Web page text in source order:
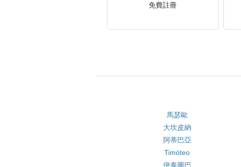
免費註冊
馬瑟歐
大坎皮納
阿蒂巴亞
Timóteo
伊泰圖巴